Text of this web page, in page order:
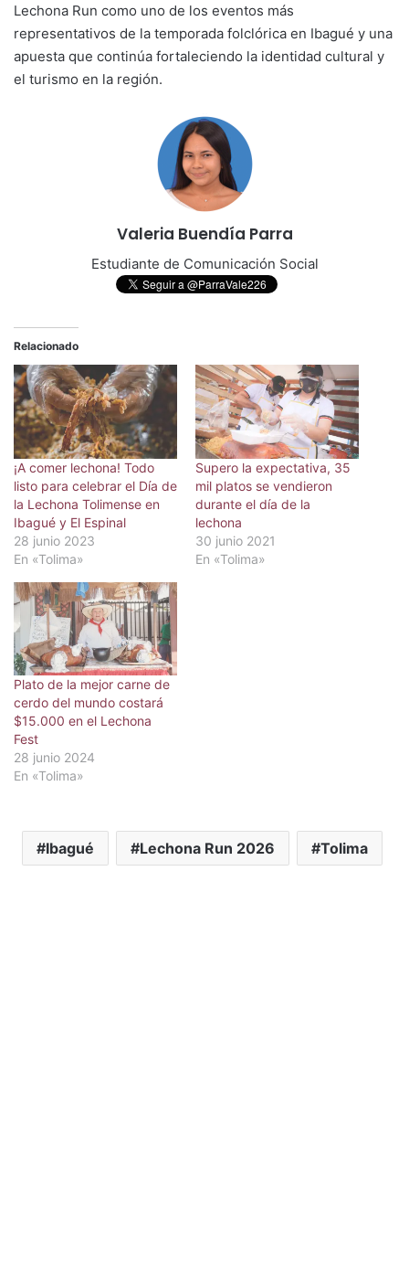
Lechona Run como uno de los eventos más
representativos de la temporada folclórica en Ibagué y una
apuesta que continúa fortaleciendo la identidad cultural y
el turismo en la región.
Valeria Buendía Parra
Estudiante de Comunicación Social
Relacionado
¡A comer lechona! Todo
listo para celebrar el Día de
la Lechona Tolimense en
Ibagué y El Espinal
28 junio 2023
En «Tolima»
Supero la expectativa, 35
mil platos se vendieron
durante el día de la
lechona
30 junio 2021
En «Tolima»
Plato de la mejor carne de
cerdo del mundo costará
$15.000 en el Lechona
Fest
28 junio 2024
En «Tolima»
Ibagué Lechona Run 2026 Tolima